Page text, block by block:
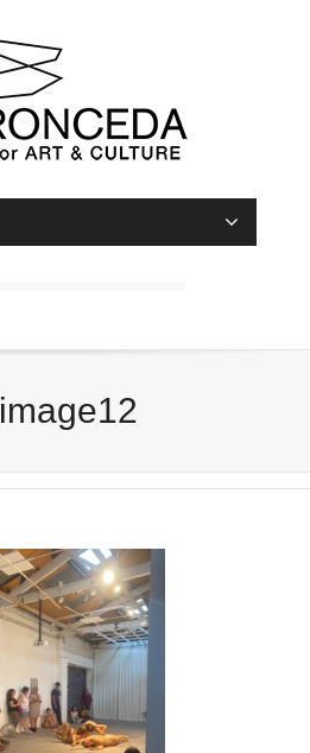
image12